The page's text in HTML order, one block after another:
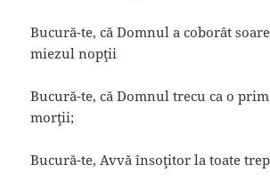
Bucură-te, că Domnul a coborât
miezul nopţii
Bucură-te, că Domnul trecu ca o
morţii;
Bucură-te, Avvă însoţitor la toate